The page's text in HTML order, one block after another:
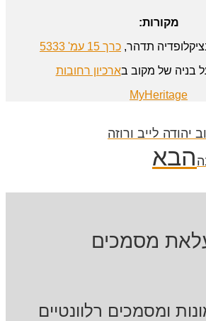
מקורות:
תדהר, כרך 15 עמ' 5333
בניה של מקוב בארכיון רחובות
MyHeritage
יהודה לייב ורוזה
הבא
מסמכים
ומסמכים רלוונטיים